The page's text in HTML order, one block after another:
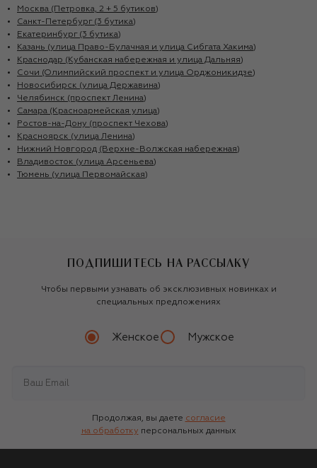
Москва (Петровка, 2 + 5 бутиков)
Санкт-Петербург (3 бутика)
Екатеринбург (3 бутика)
Казань (улица Право-Булачная и улица Сибгата Хакима)
Краснодар (Кубанская набережная и улица Дальняя)
Сочи (Олимпийский проспект и улица Орджоникидзе)
Новосибирск (улица Державина)
Челябинск (проспект Ленина)
Самара (Красноармейская улица)
Ростов-на-Дону (проспект Чехова)
Красноярск (улица Ленина)
Нижний Новгород (Верхне-Волжская набережная)
Владивосток (улица Арсеньева)
Тюмень (улица Первомайская)
ПОДПИШИТЕСЬ НА РАССЫЛКУ
Чтобы первыми узнавать об эксклюзивных новинках и
специальных предложениях
Женское Мужское
Продолжая, вы даете согласие
на обработку персональных данных